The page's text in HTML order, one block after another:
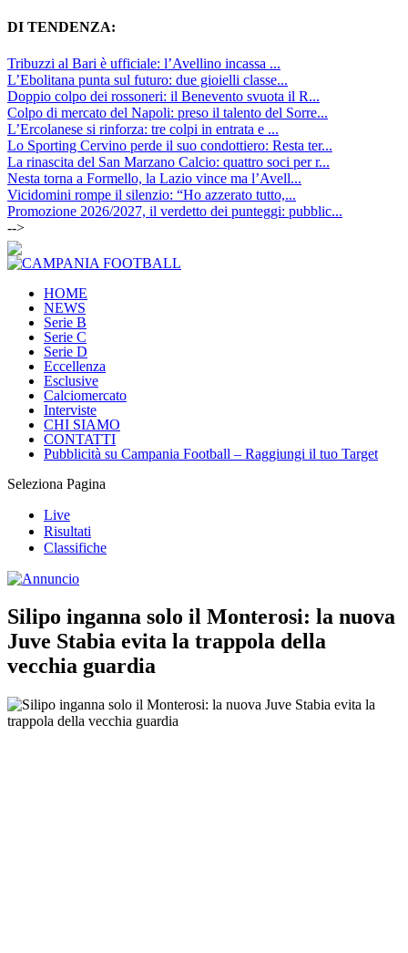
DI TENDENZA:
Tribuzzi al Bari è ufficiale: l’Avellino incassa ...
L’Ebolitana punta sul futuro: due gioielli classe...
Doppio colpo dei rossoneri: il Benevento svuota il R...
Colpo di mercato del Napoli: preso il talento del Sorre...
L’Ercolanese si rinforza: tre colpi in entrata e ...
Lo Sporting Cervino perde il suo condottiero: Resta ter...
La rinascita del San Marzano Calcio: quattro soci per r...
Nesta torna a Formello, la Lazio vince ma l’Avell...
Vicidomini rompe il silenzio: “Ho azzerato tutto,...
Promozione 2026/2027, il verdetto dei punteggi: pubblic...
-->
HOME
NEWS
Serie B
Serie C
Serie D
Eccellenza
Esclusive
Calciomercato
Interviste
CHI SIAMO
CONTATTI
Pubblicità su Campania Football – Raggiungi il tuo Target
Seleziona Pagina
Live
Risultati
Classifiche
Silipo inganna solo il Monterosi: la nuova
Juve Stabia evita la trappola della
vecchia guardia